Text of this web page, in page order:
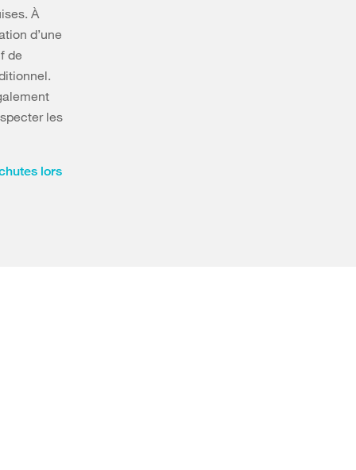
À
d’une
de
les
lors